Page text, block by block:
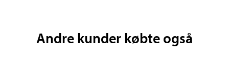
Andre kunder købte også